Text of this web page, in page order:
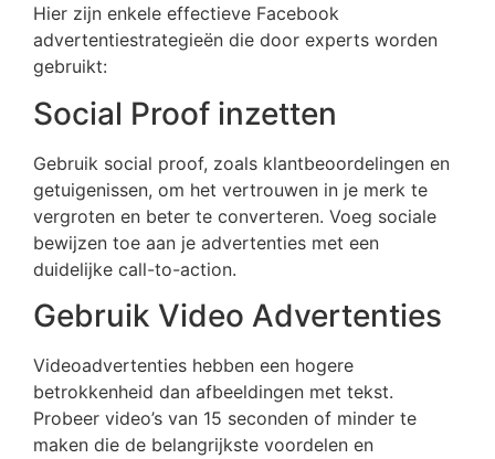
Hier zijn enkele effectieve Facebook
advertentiestrategieën die door experts worden
gebruikt:
Social Proof inzetten
Gebruik social proof, zoals klantbeoordelingen en
getuigenissen, om het vertrouwen in je merk te
vergroten en beter te converteren. Voeg sociale
bewijzen toe aan je advertenties met een
duidelijke call-to-action.
Gebruik Video Advertenties
Videoadvertenties hebben een hogere
betrokkenheid dan afbeeldingen met tekst.
Probeer video’s van 15 seconden of minder te
maken die de belangrijkste voordelen en